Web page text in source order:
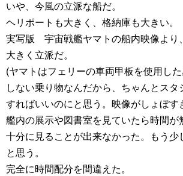
いや、今風の立派な船だ。
ヘリポートも大きく、格納庫も大きい。
実写版 宇宙戦艦ヤマトの船内映像より
大きく立派だ。
(ヤマトはフェリーの車両甲板を使用し
しない乗り物なんだから、ちゃんとスタ
すればいいのにと思う。映像がしょぼす
艦内の展示や図書室を見ていたら時間が
十分に見ることが出来なかった。もう少
と思う。
完全に時間配分を間違えた。